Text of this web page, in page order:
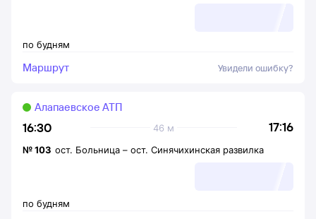
по будням
Маршрут Увидели ошибку?
16:30 17:16
46 м
Алапаевское АТП
по будням
№103 ост. Больница – ост. Синячихинская развилка